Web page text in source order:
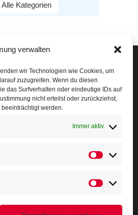
verwalten
wir Technologien wie Cookies, um
zuzugreifen. Wenn du diesen
das Surfverhalten oder eindeutige IDs auf
nicht erteilst oder zurückziehst,
werden.
Immer aktiv
Alle Kategorien